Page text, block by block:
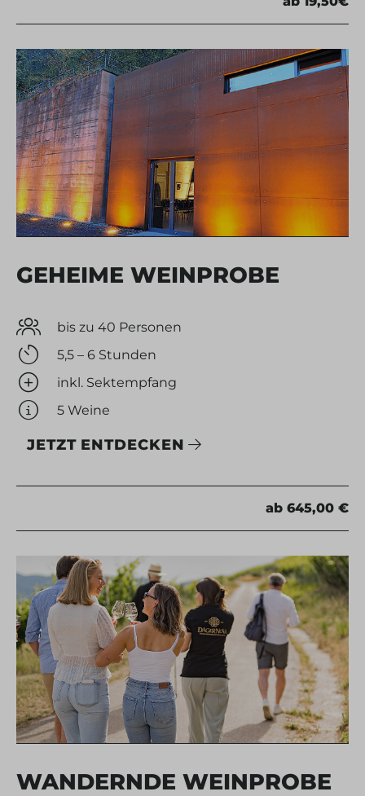
GEHEIME WEINPROBE
bis zu 40 Personen
5,5 – 6 Stunden
inkl. Sektempfang
5 Weine
JETZT ENTDECKEN
ab 645,00 €
WANDERNDE WEINPROBE